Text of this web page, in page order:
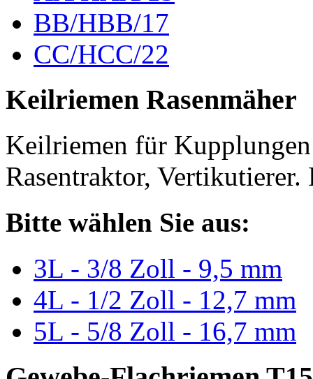
BB/HBB/17
CC/HCC/22
Keilriemen Rasenmäher
Keilriemen für Kupplungen
Rasentraktor,
Bitte wählen Sie aus:
3L - 3/8 Zoll - 9,5 mm
4L - 1/2 Zoll - 12,7 mm
5L - 5/8 Zoll - 16,7 mm